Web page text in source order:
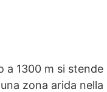
a 1300 m si stende
zona arida nella